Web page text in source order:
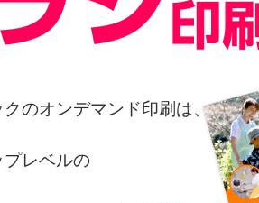
のオンデマンド印刷は、
レベルの